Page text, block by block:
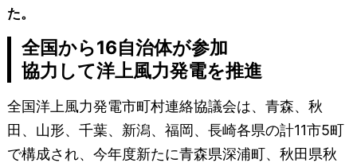
た。
全国から16自治体が参加
協力して洋上風力発電を推進
全国洋上風力発電市町村連絡協議会は、青森、秋
田、山形、千葉、新潟、福岡、長崎各県の計11市5町
で構成され、今年度新たに青森県深浦町、秋田県秋